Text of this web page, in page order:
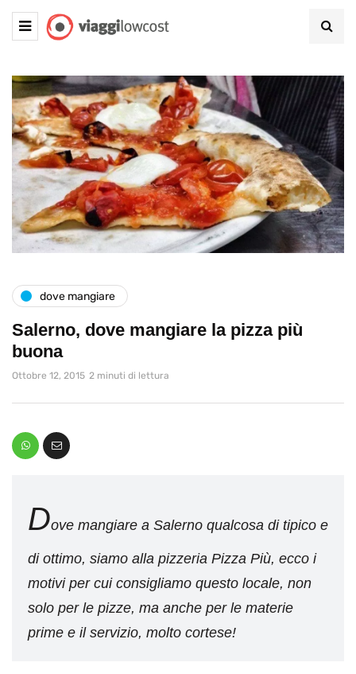
dove mangiare
Salerno, dove mangiare la pizza più
buona
Ottobre 12, 2015 2 minuti di lettura
Dove mangiare a Salerno qualcosa di tipico e
di ottimo, siamo alla pizzeria Pizza Più, ecco i
motivi per cui consigliamo questo locale, non
solo per le pizze, ma anche per le materie
prime e il servizio, molto cortese!